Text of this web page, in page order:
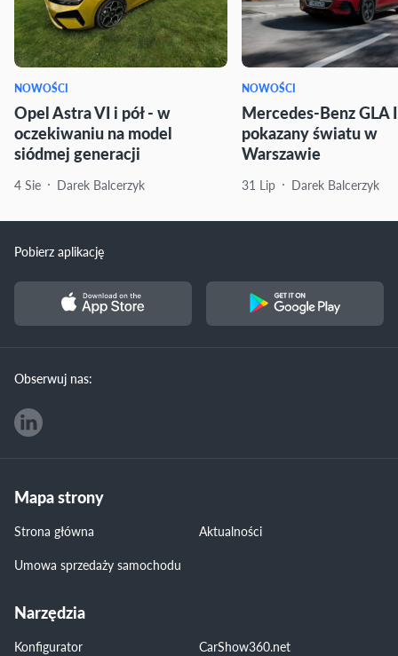
NOWOŚCI
Opel Astra VI i pół - w
oczekiwaniu na model
siódmej generacji
4 Sie Darek Balcerzyk
NOWOŚCI
Mercedes-Benz GLA
pokazany światu w
Warszawie
31 Lip Darek Balcerzyk
Pobierz aplikację
Obserwuj nas:
Mapa strony
Strona główna
Aktualności
Umowa sprzedaży samochodu
Narzędzia
Konfigurator CarShow360.net